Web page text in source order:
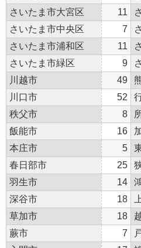
さいたま市大宮区
11
さいたま市中央区
7
さいたま市浦和区
11
さいたま市緑区
9
川越市
49
川口市
52
秩父市
8
飯能市
16
本庄市
5
春日部市
25
羽生市
14
深谷市
18
草加市
18
蕨市
7